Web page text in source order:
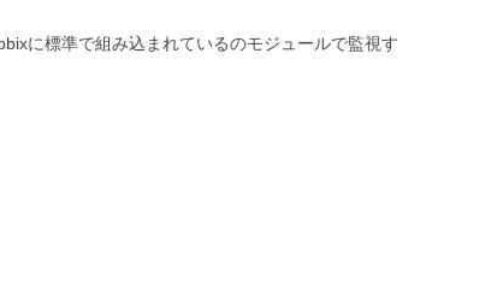
に標準で組み込まれているのモジュールで監視す